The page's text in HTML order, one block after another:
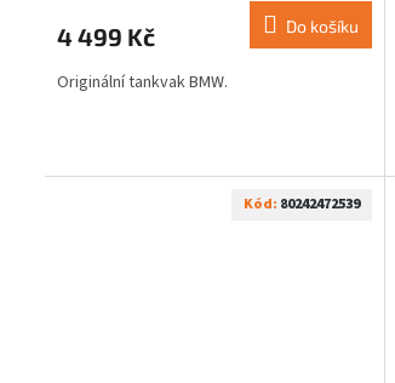
4 499 Kč Do košíku
Originální tankvak BMW.
Kód: 80242472539